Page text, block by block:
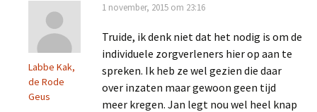
Labbe Kak,
de Rode
Geus
1 november, 2015 om 23:16
Truide, ik denk niet dat het nodig is om de
individuele zorgverleners hier op aan te
spreken. Ik heb ze wel gezien die daar
over inzaten maar gewoon geen tijd
meer kregen. Jan legt nou wel heel knap